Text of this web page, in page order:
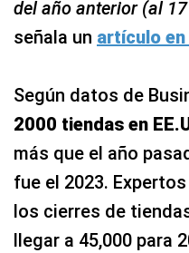
del año anterior (al
señala un artículo
Según datos de
2000 tiendas en
más que el año
fue el 2023.
los cierres de
llegar a 45,000 para